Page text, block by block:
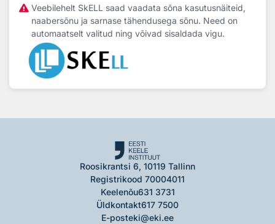
Veebilehelt SkELL saad vaadata sõna kasutusnäiteid,
naabersõnu ja sarnase tähendusega sõnu. Need on
automaatselt valitud ning võivad sisaldada vigu.
Roosikrantsi 6, 10119 Tallinn
Registrikood 70004011
Keelenõu631 3731
Üldkontakt617 7500
E-posteki@eki.ee